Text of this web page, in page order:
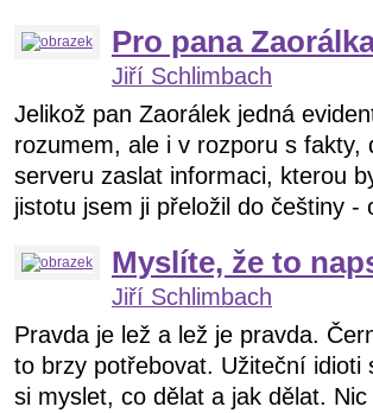
Pro pana
Jiří Schlimbach
Jelikož pan Zaorálek jedná
rozumem, ale i v rozporu s
serveru zaslat informaci, kterou
jistotu jsem ji přeložil do češtiny
Myslíte, že to
Jiří Schlimbach
Pravda je lež a lež je pravda.
to brzy potřebovat. Užiteční
si myslet, co dělat a jak dělat.